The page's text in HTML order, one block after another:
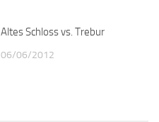
Altes Schloss vs. Trebur
06/06/2012